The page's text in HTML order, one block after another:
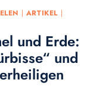
| ARTIKEL |
und Erde:
und